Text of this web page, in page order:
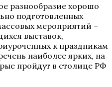
разнообразие хорошо
подготовленных
мероприятий –
выставок,
к праздникам
наиболее ярких, на
пройдут в столице РФ